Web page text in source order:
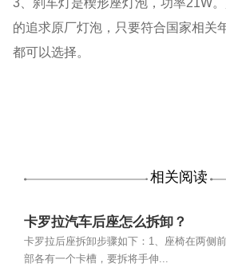
的追求原厂灯泡，只要符合国家相关
都可以选择。
相关阅读
卡罗拉汽车后座怎么拆卸？
卡罗拉后座拆卸步骤如下：1、座椅在两侧
部各有一个卡槽，要拆将手伸...